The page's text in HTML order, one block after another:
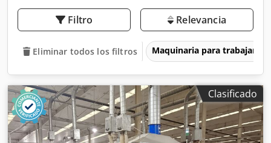
Filtro Relevancia
Eliminar todos los filtros Maquinaria para trabajar la
Clasificado